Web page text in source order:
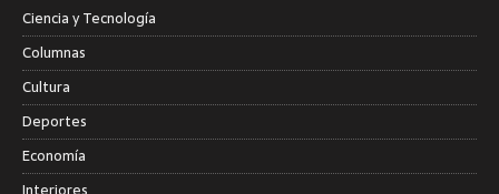
Ciencia y Tecnología
Columnas
Cultura
Deportes
Economía